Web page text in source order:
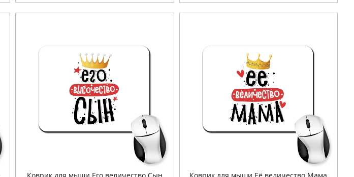
Коврик для мыши Его величество Сын Коврик для мыши Её величество Мама